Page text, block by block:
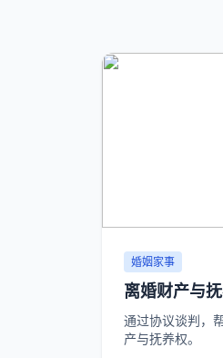
婚姻家事
离婚财产与
通过协议谈判，
产与抚养权。